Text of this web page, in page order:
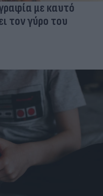
με καυτό
τον γύρο του